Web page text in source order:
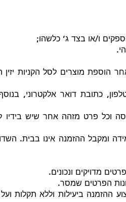
ו/או בצד ג’ כלשהו;
מוצרים לסל הקניות יזין
כתובת דואר אלקטרוני,
וכל פרט מזהה אחר שיש בידיו
ומקבל ההזמנה אינו בבית.
מדויקים ונכונים.
הפרטים שמסר.
ההזמנה ביעילות וללא תקלות